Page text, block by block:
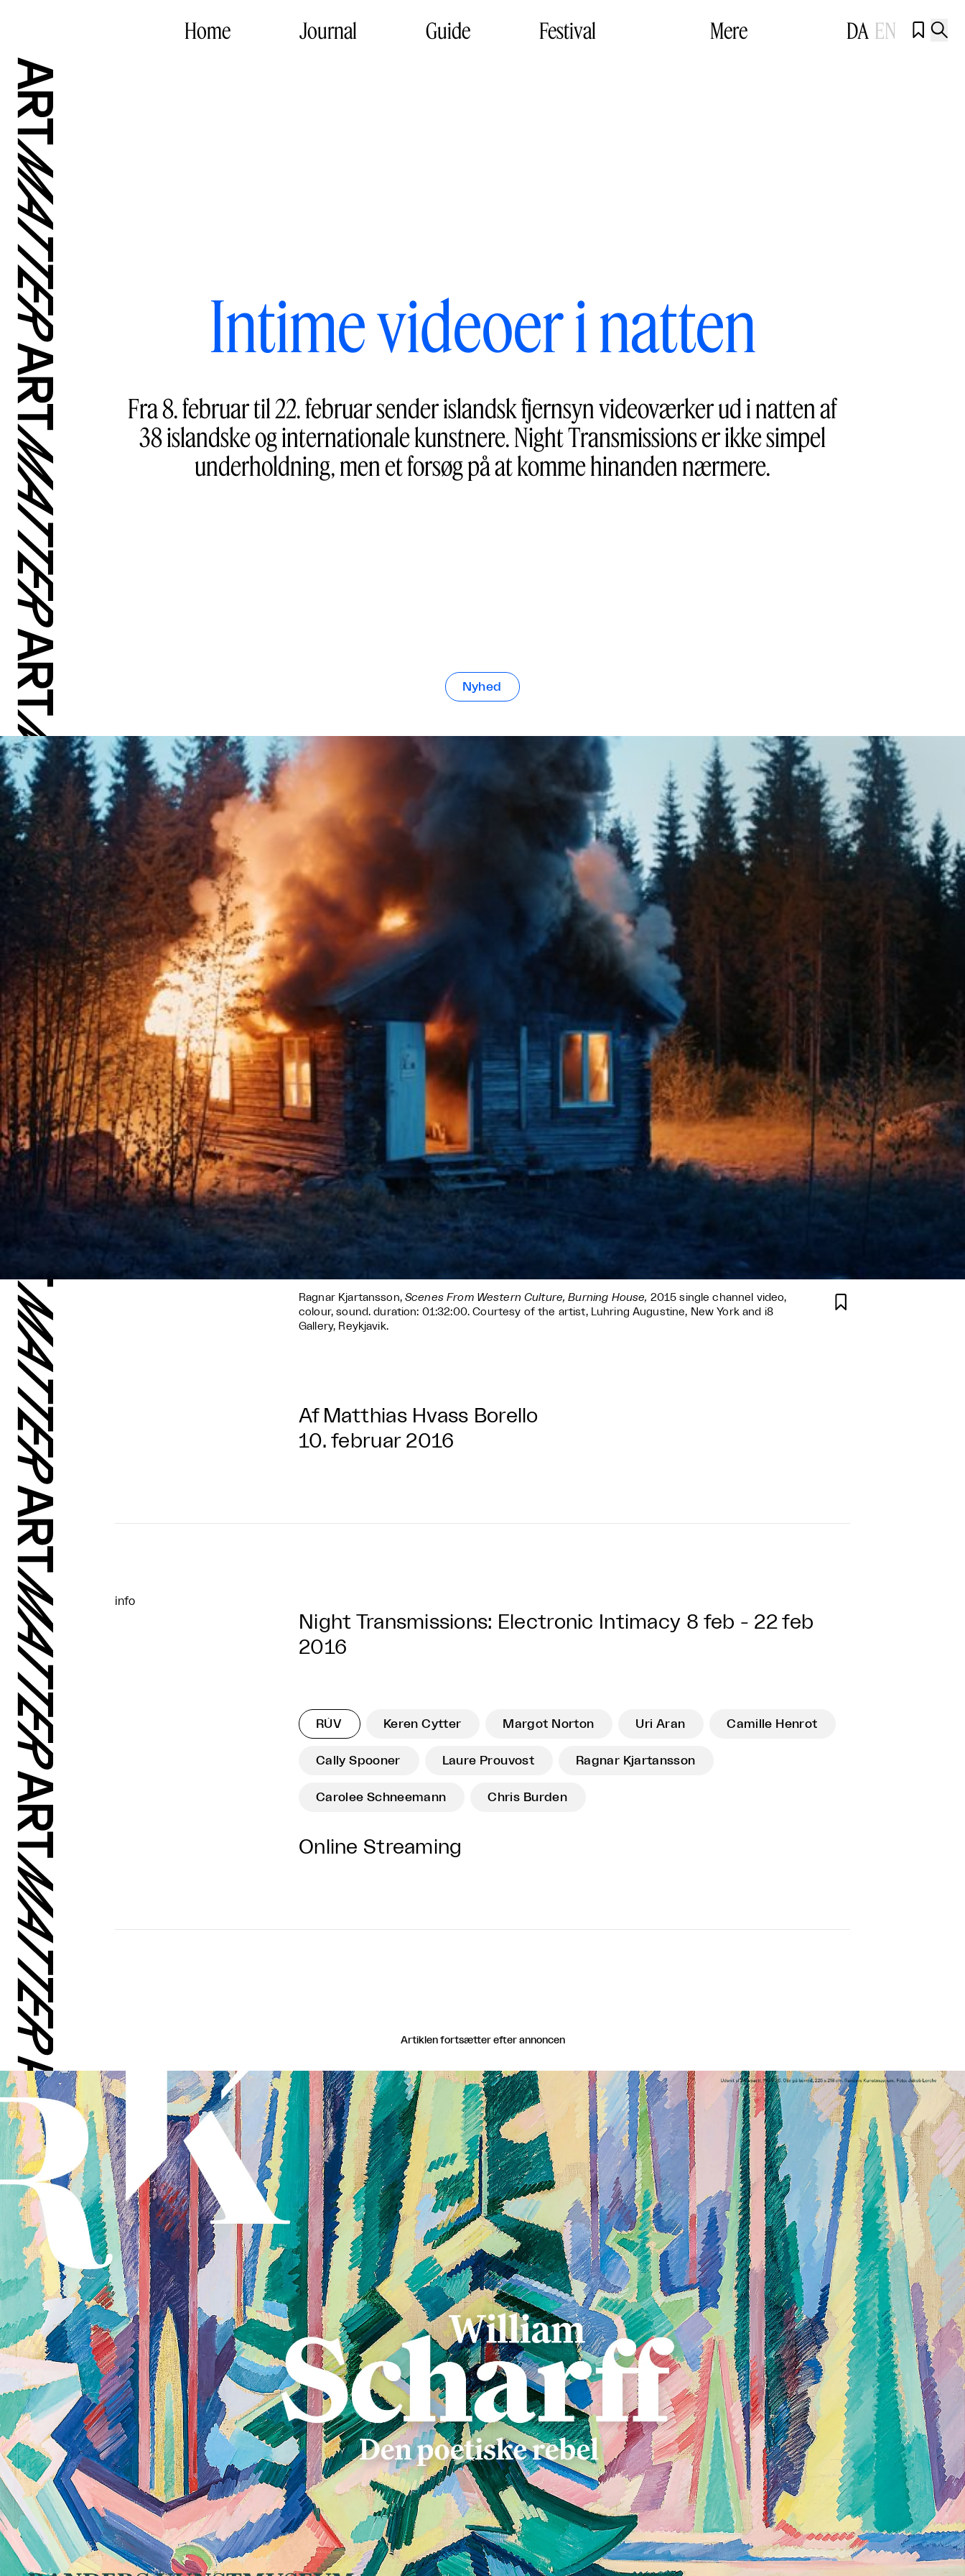
Home Journal Guide Festival Mere DA EN  
Intime videoer i natten
Fra 8. februar til 22. februar sender islandsk fjernsyn videoværker ud i natten af
38 islandske og internationale kunstnere. Night Transmissions er ikke simpel
underholdning, men et forsøg på at komme hinanden nærmere.
Nyhed
Ragnar Kjartansson, Scenes From Western Culture, Burning House, 2015 single channel video,
colour, sound. duration: 01:32:00. Courtesy of the artist, Luhring Augustine, New York and i8
Gallery, Reykjavik.

Af Matthias Hvass Borello
10. februar 2016
info
Night Transmissions: Electronic Intimacy 8 feb - 22 feb
2016
RÚV Keren Cytter Margot Norton Uri Aran Camille Henrot
Cally Spooner Laure Prouvost Ragnar Kjartansson
Carolee Schneemann Chris Burden
Online Streaming
Artiklen fortsætter efter annoncen